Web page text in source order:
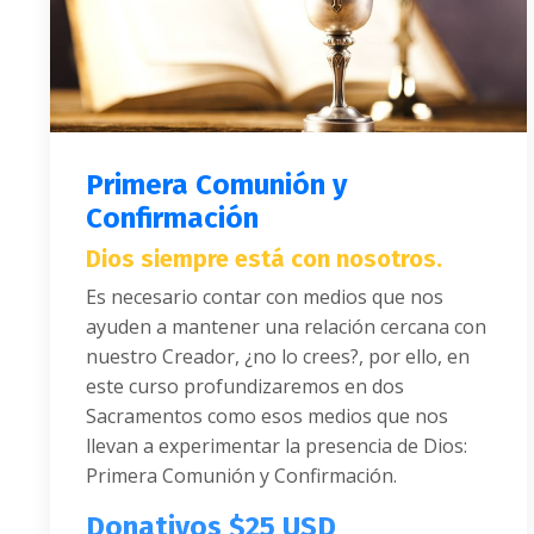
Primera Comunión y
Confirmación
Dios siempre está con nosotros.
Es necesario contar con medios que nos
ayuden a mantener una relación cercana con
nuestro Creador, ¿no lo crees?, por ello, en
este curso profundizaremos en dos
Sacramentos como esos medios que nos
llevan a experimentar la presencia de Dios:
Primera Comunión y Confirmación.
Donativos $25 USD